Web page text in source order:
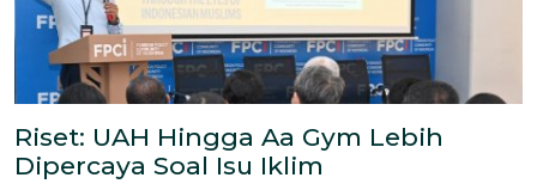
Riset: UAH Hingga Aa Gym Lebih
Dipercaya Soal Isu Iklim